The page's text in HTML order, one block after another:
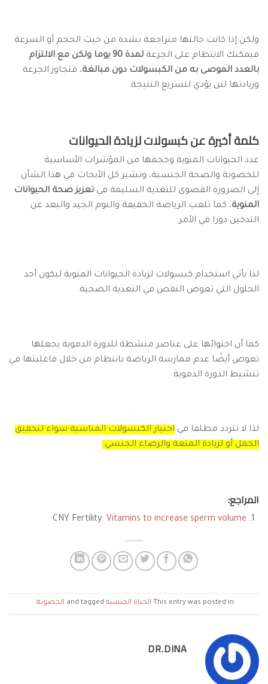
ولكن إذا كانت حالتها متراجعة بشدة من حيث الحجم أو السرعة
فيمكنك الانتظام على الجرعة
لمدة 90 يوما ولكن مع الالتزام
بالعدد الموصى به من الكبسولات دون مبالغة، فتجاوز الجرعة
وزيادتها لنن يؤدي لتسريع النتيجة.
كلمة أخيرة عن كبسولات لزيادة الحيوانات
عدد الحيوانات المنوية وحجمها من المؤشرات الأساسية
للخصوبة والصحة الجنسية، وتشير كل الأبحاث في هذا الشأن
إلى الضرورة القصوى للتغذية السليمة في تعزيز صحة الحيوانات
المنوية، كما تلعب الرياضة الخفيفة والنوم الجيد والبعد عن
التدخين دورا في الأمر.
لذا يأتي استخدام كبسولات لزيادة الحيوانات المنوية ليكون أحد
الحلول التي تعوض النقص في التغذية الصحية.
كما أن احتوائها على عناصر منشطة للدورة الدموية يجعلها
تعوض أيضًا عدم ممارسة الرياضة بانتظام من خلال فاعليتها في
تنشيط الدورة الدموية.
لذا لا تتردد مطلقا في اختيار الكبسولات المناسبة سواء لتحقيق
الحمل أو لزيادة المتعة والرضاء الجنسي.
المراجع:
CNY Fertility: Vitamins to increase sperm volume
This entry was posted in الحياة الجنسية الخصوبة.
DR.DINA